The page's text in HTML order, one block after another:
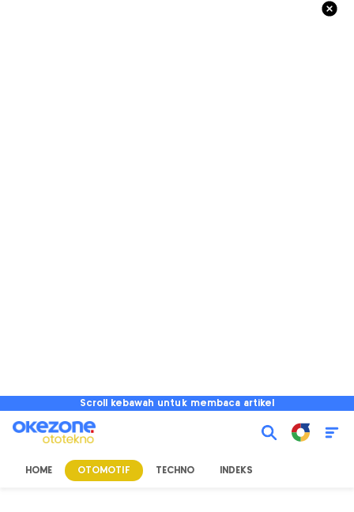
Scroll kebawah untuk membaca artikel
HOME OTOMOTIF TECHNO INDEKS